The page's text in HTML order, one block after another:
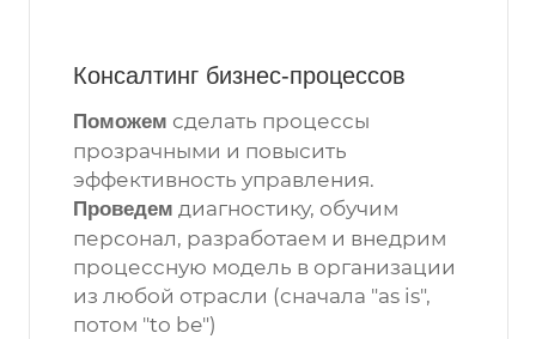
Консалтинг бизнес-процессов
Поможем сделать процессы
прозрачными и повысить
эффективность управления.
Проведем диагностику, обучим
персонал, разработаем и внедрим
процессную модель в организации
из любой отрасли (сначала "as is",
потом "to be")